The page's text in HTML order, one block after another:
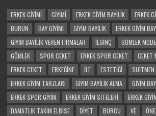
ERKEK GIYIMI GIYIMI ERKEK GIYIM BAYILIK ERKEK
BURUN
BAY GIYIMI GIYIM BAYILIK
ERKEK GIYIM
GIYIM BAYILIK VEREN FIRMALAR
İLGINÇ GÖMLEK
GÖMLEK
SPOR CEKET ERKEK SPOR CEKET
CEKET
ERKEK CEKET
ERKEĞINE ILE ESTETIĞI SUITMEN
ERKEK GIYIM TARZLARI
GIYIM BAYILIK ALMA
GIYIM
ERKEK SPOR GIYIM
ERKEK GIYIM SITELERI
ERKEK
DAMATLIK TAKIM ELBISE
DIYET BURCU VE